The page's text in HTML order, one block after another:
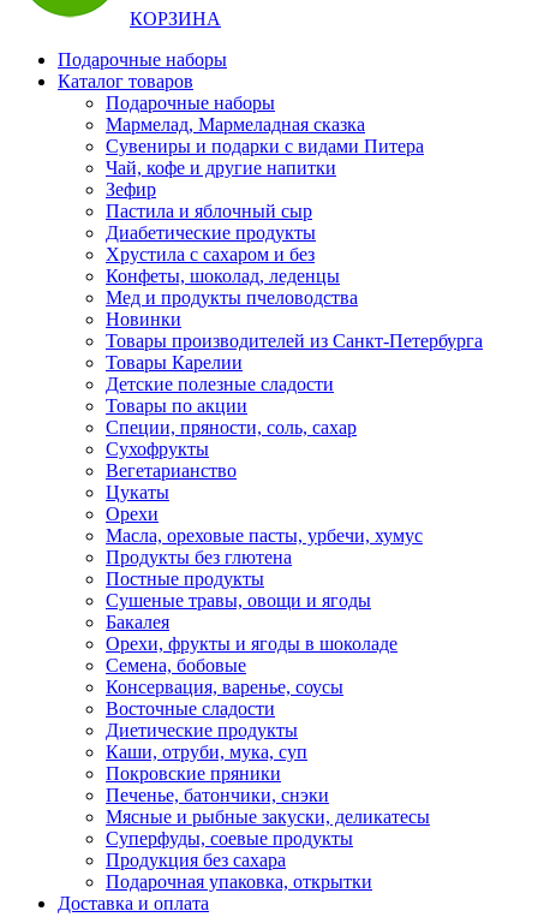
КОРЗИНА
Подарочные наборы
Каталог товаров
Подарочные наборы
Мармелад, Мармеладная сказка
Сувениры и подарки с видами Питера
Чай, кофе и другие напитки
Зефир
Пастила и яблочный сыр
Диабетические продукты
Хрустила с сахаром и без
Конфеты, шоколад, леденцы
Мед и продукты пчеловодства
Новинки
Товары производителей из Санкт-Петербурга
Товары Карелии
Детские полезные сладости
Товары по акции
Специи, пряности, соль, сахар
Сухофрукты
Вегетарианство
Цукаты
Орехи
Масла, ореховые пасты, урбечи, хумус
Продукты без глютена
Постные продукты
Сушеные травы, овощи и ягоды
Бакалея
Орехи, фрукты и ягоды в шоколаде
Семена, бобовые
Консервация, варенье, соусы
Восточные сладости
Диетические продукты
Каши, отруби, мука, суп
Покровские пряники
Печенье, батончики, снэки
Мясные и рыбные закуски, деликатесы
Суперфуды, соевые продукты
Продукция без сахара
Подарочная упаковка, открытки
Доставка и оплата